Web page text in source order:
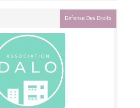
Défense Des Droits